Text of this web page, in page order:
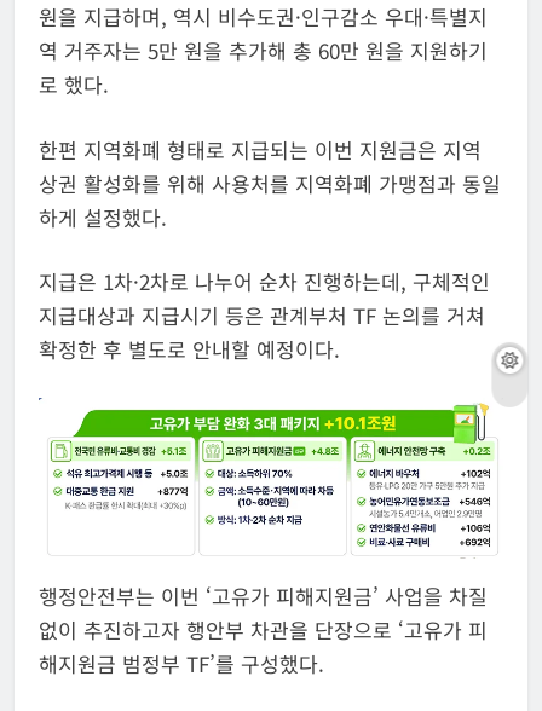
원을 지급하며, 역시 비수도권·인구감소 우대·특별지
역 거주자는 5만 원을 추가해 총 60만 원을 지원하기
로 했다.
한편 지역화폐 형태로 지급되는 이번 지원금은 지역
상권 활성화를 위해 사용처를 지역화폐 가맹점과 동일
하게 설정했다.
지급은 1차·2차로 나누어 순차 진행하는데, 구체적인
지급대상과 지급시기 등은 관계부처 TF 논의를 거쳐
확정한 후 별도로 안내할 예정이다.
행정안전부는 이번 ‘고유가 피해지원금’ 사업을 차질
없이 추진하고자 행안부 차관을 단장으로 ‘고유가 피
해지원금 범정부 TF’를 구성했다.